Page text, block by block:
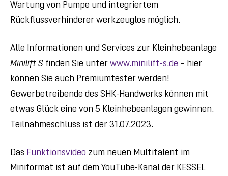
Wartung von Pumpe und integriertem
Rückflussverhinderer werkzeuglos möglich.
Alle Informationen und Services zur Kleinhebeanlage
Minilift S finden Sie unter www.minilift-s.de – hier
können Sie auch Premiumtester werden!
Gewerbetreibende des SHK-Handwerks können mit
etwas Glück eine von 5 Kleinhebeanlagen gewinnen.
Teilnahmeschluss ist der 31.07.2023.
Das Funktionsvideo zum neuen Multitalent im
Miniformat ist auf dem YouTube-Kanal der KESSEL